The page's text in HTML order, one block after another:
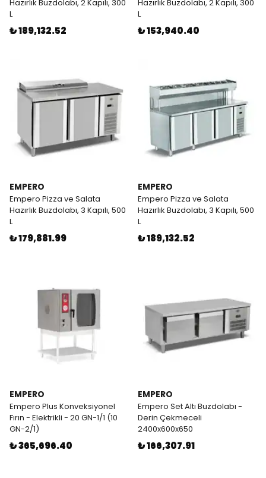
Hazırlık Buzdolabı, 2 Kapılı, 300
L
₺ 189,132.52
Hazırlık Buzdolabı, 2 Kapılı, 300
L
₺ 153,940.40
EMPERO
Empero Pizza ve Salata
Hazırlık Buzdolabı, 3 Kapılı, 500
L
₺ 179,881.99
EMPERO
Empero Pizza ve Salata
Hazırlık Buzdolabı, 3 Kapılı, 500
L
₺ 189,132.52
EMPERO
Empero Plus Konveksiyonel
Fırın - Elektrikli - 20 GN-1/1 (10
GN-2/1)
₺ 365,696.40
EMPERO
Empero Set Altı Buzdolabı -
Derin Çekmeceli
2400x600x650
₺ 166,307.91